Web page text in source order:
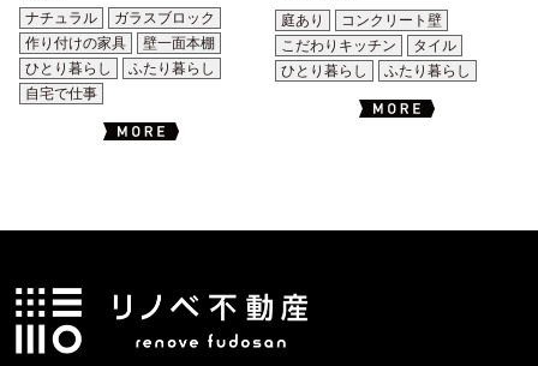
ナチュラル
ガラスブロック
作り付けの家具
壁一面本棚
ひとり暮らし
ふたり暮らし
自宅で仕事
庭あり
コンクリート壁
こだわりキッチン
タイル
ひとり暮らし
ふたり暮らし